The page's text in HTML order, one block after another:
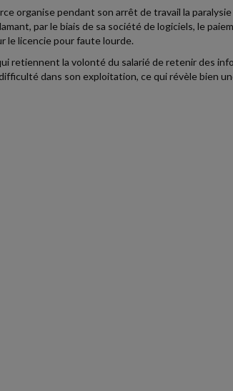
organise pendant son arrêt de travail la
par le biais de sa société de logiciels, le
le licencie pour faute lourde.
retiennent la volonté du salarié de retenir des
dans son exploitation, ce qui révèle bien